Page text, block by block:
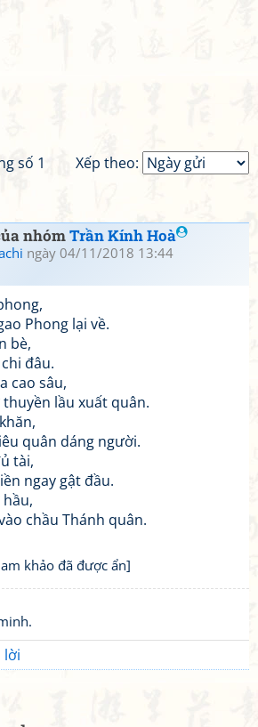
Xếp theo:
số 1
nhómTrần Kính Hoà
ngày 04/11/2018 13:44
Phong lại về.
bè,
đâu.
cao sâu,
lầu xuất quân.
quân dáng người.
tài,
ngay gật đầu.
chầu Thánh quân.
khảo đã được ẩn]
lời